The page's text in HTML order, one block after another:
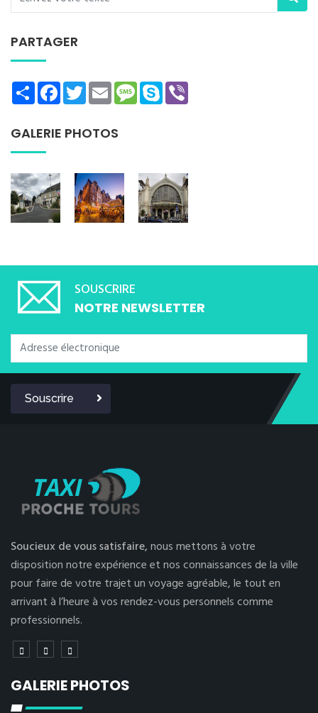
PARTAGER
ShareFacebookTwitterEmailMessage
Skype
GALERIE PHOTOS
SOUSCRIRE
NOTRE NEWSLETTER
Souscrire
Soucieux de vous satisfaire,nous mettons à votre
disposition notre expérience et nos connaissances de la ville
pour faire de votre trajet un voyage agréable, le tout en
arrivant à l’heure à vos rendez-vous personnels comme
professionnels.
GALERIE PHOTOS